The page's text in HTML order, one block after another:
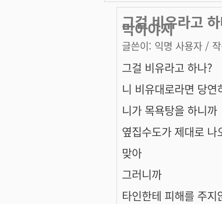
그걸 비유라고
막아야지
글쓴이: 익명 사용자 /
그걸 비유라고 하나?
니 비유대로라면 당
니가 목욕탕을 하니까
옆집수도가 제대로 나
맞아
그러니까
타인한테 피해를 주